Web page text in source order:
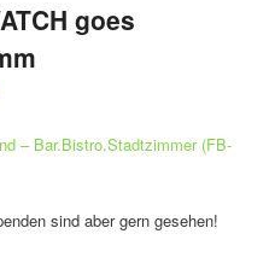
goes
– Bar.Bistro.Stadtzimmer (FB-
sind aber gern gesehen!